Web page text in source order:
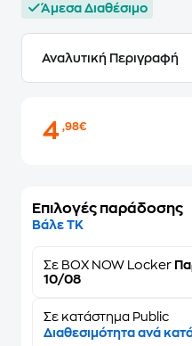
Άμεσα Διαθέσιμο
Αναλυτική Περιγραφή
4,98€
Επιλογές παράδοσης
Βάλε ΤΚ
Σε BOX NOW Locker
10/08
Σε κατάστημα Public
Διαθεσιμότητα ανά